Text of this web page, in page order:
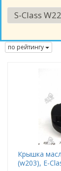
S-Class
по рейтингу
Крышка
(w203), E-